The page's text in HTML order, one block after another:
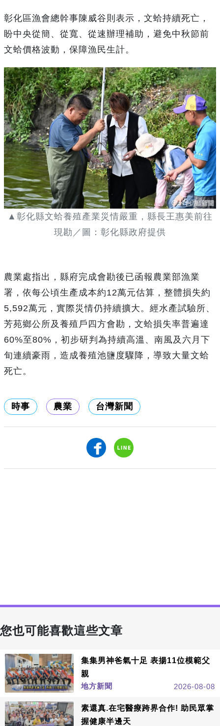
彰化區漁會總幹事陳威谷則表示，文蛤持續死亡，
盼中央從簡、從寬、從速辦理補助，避免中秋節前
文蛤價格波動，保障漁民生計。
▲彰化縣文蛤養殖產業災情嚴重，縣長王惠美前往
現勘／圖：彰化縣政府提供
農業處指出，縣府完成會勘後已函報農業部漁業
署，依每公頃生產成本約12萬元估算，整體損失約
5,592萬元，實際災情仍持續擴大。經水產試驗所、
芳苑鄉公所及養殖戶四方會勘，文蛤損失率普遍達
60%至80%，初步研判為持續高溫、南風及六月下
旬連續豪雨，造成養殖池鹽度驟降，導致大量文蛤
死亡。
時事 農業 台灣新聞
您也可能喜歡這些文章
集集男神爸氣十足 表揚11位模範父
親
地方新聞
2026-08-08
素還真.在宅醫療跨界合作! 助民眾掌
握健康半邊天